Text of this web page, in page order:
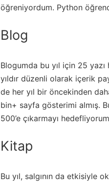
öğreniyordum. Python
Blog
Blogumda bu yıl için 25
yıldır düzenli olarak içerik
de her yıl bir öncekinden
bin+ sayfa gösterimi almış.
500’e çıkarmayı
Kitap
Bu yıl, salgının da etkisiyle